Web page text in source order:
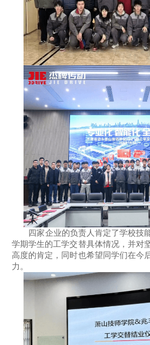
四家企业的负责人肯定了学校技
学期学生的工学交替具体情况，并对
高度的肯定，同时也希望同学们在今
力。